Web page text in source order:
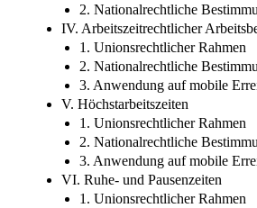
2. Nationalrechtliche
IV. Arbeitszeitrechtlicher
1. Unionsrechtlicher Rahmen
2. Nationalrechtliche
3. Anwendung auf mobile
V. Höchstarbeitszeiten
1. Unionsrechtlicher Rahmen
2. Nationalrechtliche
3. Anwendung auf mobile
VI. Ruhe- und Pausenzeiten
1. Unionsrechtlicher Rahmen